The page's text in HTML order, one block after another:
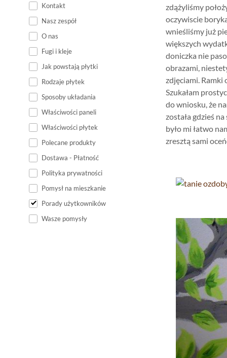
Kontakt
Nasz zespół
O nas
Fugi i kleje
Jak powstają płytki
Rodzaje płytek
Sposoby układania
Właściwości paneli
Właściwości płytek
Polecane produkty
Dostawa - Płatność
Polityka prywatności
Pomysł na mieszkanie
Porady użytkowników
Wasze pomysły
zdążyliśmy
oczywiscie
wnieśliśmy już
większych
doniczka nie
obrazami,
zdjęciami. Ramki
Szukałam
do wniosku, że
została gdzieś
było mi łatwo
zresztą sami